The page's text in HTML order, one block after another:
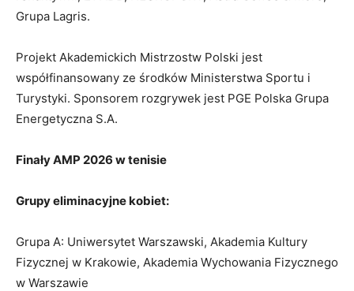
Grupa Lagris.
Projekt Akademickich Mistrzostw Polski jest
współfinansowany ze środków Ministerstwa Sportu i
Turystyki. Sponsorem rozgrywek jest PGE Polska Grupa
Energetyczna S.A.
Finały AMP 2026 w tenisie
Grupy eliminacyjne kobiet:
Grupa A: Uniwersytet Warszawski, Akademia Kultury
Fizycznej w Krakowie, Akademia Wychowania Fizycznego
w Warszawie